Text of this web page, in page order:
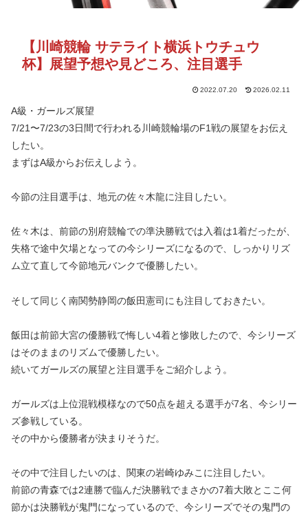
【川崎競輪 サテライト横浜トウチュウ
杯】展望予想や見どころ、注目選手
2022.07.20 2026.02.11
A級・ガールズ展望
7/21〜7/23の3日間で行われる川崎競輪場のF1戦の展望をお伝え
したい。
まずはA級からお伝えしよう。
今節の注目選手は、地元の佐々木龍に注目したい。
佐々木は、前節の別府競輪での準決勝戦では入着は1着だったが、
失格で途中欠場となっての今シリーズになるので、しっかりリズ
ム立て直して今節地元バンクで優勝したい。
そして同じく南関勢静岡の飯田憲司にも注目しておきたい。
飯田は前節大宮の優勝戦で悔しい4着と惨敗したので、今シリーズ
はそのままのリズムで優勝したい。
続いてガールズの展望と注目選手をご紹介しよう。
ガールズは上位混戦模様なので50点を超える選手が7名、今シリー
ズ参戦している。
その中から優勝者が決まりそうだ。
その中で注目したいのは、関東の岩崎ゆみこに注目したい。
前節の青森では2連勝で臨んだ決勝戦でまさかの7着大敗とここ何
節かは決勝戦が鬼門になっているので、今シリーズでその鬼門の